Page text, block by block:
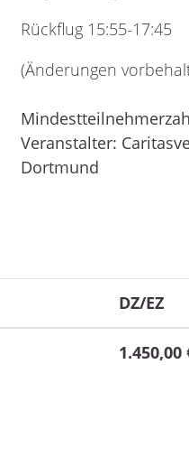
Rückflug 15:55-17:45
(Änderungen
Veranstalter:
Dortmund
DZ/EZ
1.450,00